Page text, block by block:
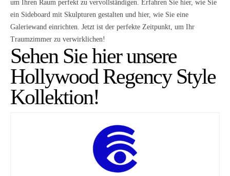
um Ihren Raum perfekt zu vervollständigen. Erfahren Sie hier, wie Sie
ein Sideboard mit Skulpturen gestalten und hier, wie Sie eine
Galeriewand einrichten. Jetzt ist der perfekte Zeitpunkt, um Ihr
Traumzimmer zu verwirklichen!
Sehen Sie hier unsere
Hollywood Regency Style
Kollektion!